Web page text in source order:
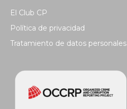
El Club CP
Política de privacidad
Tratamiento de datos personales